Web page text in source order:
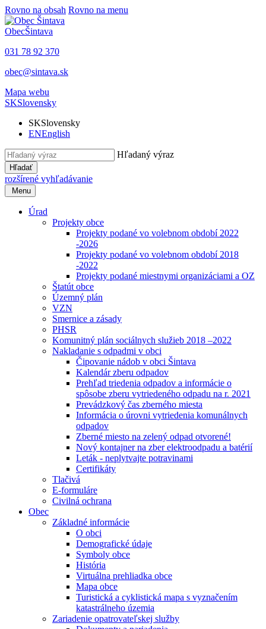
Rovno na obsah Rovno na menu
ObecŠintava
031 78 92 370
obec@sintava.sk
Mapa webu
SKSlovensky
SKSlovensky
ENEnglish
Hľadaný výraz
Hľadať
rozšírené vyhľadávanie
Menu
Úrad
Projekty obce
Projekty podané vo volebnom období 2022
-2026
Projekty podané vo volebnom období 2018
-2022
Projekty podané miestnymi organizáciami a OZ
Štatút obce
Územný plán
VZN
Smernice a zásady
PHSR
Komunitný plán sociálnych služieb 2018 –2022
Nakladanie s odpadmi v obci
Čipovanie nádob v obci Šintava
Kalendár zberu odpadov
Prehľad triedenia odpadov a informácie o
spôsobe zberu vytriedeného odpadu na r. 2021
Prevádzkový čas zberného miesta
Informácia o úrovni vytriedenia komunálnych
odpadov
Zberné miesto na zelený odpad otvorené!
Nový kontajner na zber elektroodpadu a batérií
Leták - neplytvajte potravinami
Certifikáty
Tlačivá
E-formuláre
Civilná ochrana
Obec
Základné informácie
O obci
Demografické údaje
Symboly obce
História
Virtuálna prehliadka obce
Mapa obce
Turistická a cyklistická mapa s vyznačením
katastrálneho územia
Zariadenie opatrovateľskej služby